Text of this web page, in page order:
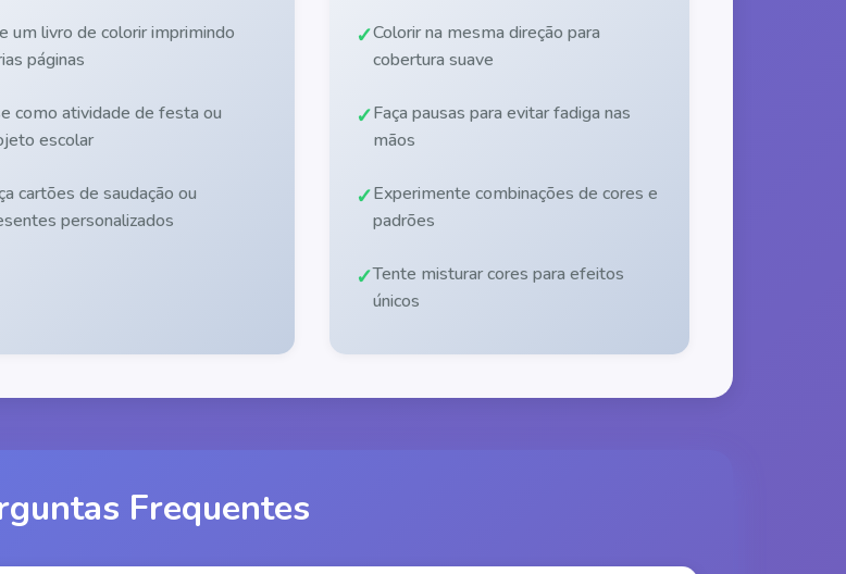
um livro de colorir imprimindo
páginas
como atividade de festa ou
escolar
cartões de saudação ou
personalizados
Colorir na mesma direção para
cobertura suave
Faça pausas para evitar fadiga nas
mãos
Experimente combinações de cores e
padrões
Tente misturar cores para efeitos
únicos
Frequentes